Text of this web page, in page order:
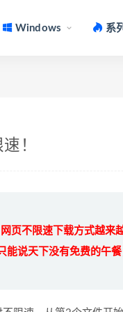
Windows 系
！
页不限速下载方式越来
说天下没有免费的午餐